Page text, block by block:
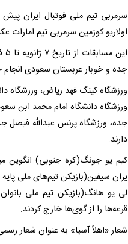
سرمربی تیم ملی فوتبال ایران پیش
اولاریو کوزمین سرمربی تیم امارات
جده و خوبار عربستان سعودی
ورزشگاه کینگ فهد ریاض، ورزشگاه
ورزشگاه دانشگاه امام محمد ابن
جده، ورزشگاه پرنس عبدالله فیصل
دارند.
کیم یو جونگ(کره جنوبی) انگوین
یزان سیفین(بازیکن تیم‌های ملی
لی یو هانگ(بازیکن تیم ملی
قرعه‌ها را از گوی‌ها خارج کردند.
شعار «اهلاً آسیا» به عنوان شعار